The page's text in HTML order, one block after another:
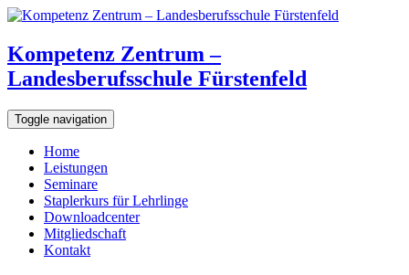
Kompetenz Zentrum –
Landesberufsschule Fürstenfeld
Toggle navigation
Home
Leistungen
Seminare
Staplerkurs für Lehrlinge
Downloadcenter
Mitgliedschaft
Kontakt